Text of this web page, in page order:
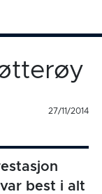
27/11/2014
best i alt